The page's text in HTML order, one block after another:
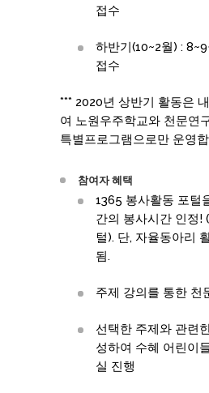
접수
하반기(10~2월) :
접수
*** 2020년 상반기 활동은
여 노원우주학교와 천문연
특별프로그램으로만 운영
참여자 혜택
1365 봉사활동 포털
간의 봉사시간 인정!
털). 단, 자율동아리
됨.
주제 강의를 통한 천
선택한 주제와 관련
성하여 수혜 어린이
실 진행